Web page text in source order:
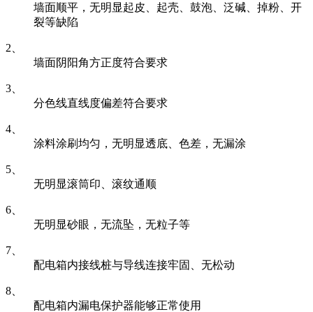
墙面顺平，无明显起皮、起壳、鼓泡、泛碱、掉粉、开
裂等缺陷
2、
墙面阴阳角方正度符合要求
3、
分色线直线度偏差符合要求
4、
涂料涂刷均匀，无明显透底、色差，无漏涂
5、
无明显滚筒印、滚纹通顺
6、
无明显砂眼，无流坠，无粒子等
7、
配电箱内接线桩与导线连接牢固、无松动
8、
配电箱内漏电保护器能够正常使用